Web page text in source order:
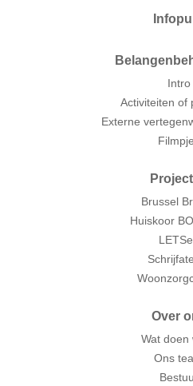
Intro
Activiteiten of
Externe
Brussel
Huiskoor
Over
Wat doen
Ons